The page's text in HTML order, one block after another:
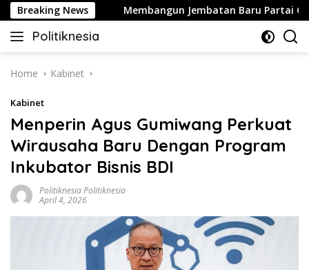
Skip
to
content
Breaking News
Perang Membangun Jembatan Baru Partai
Politiknesia
Politiknesia.com
Home Kabinet
Kabinet
Menperin Agus Gumiwang Perkuat
Wirausaha Baru Dengan Program
Inkubator Bisnis BDI
Politiknesia Politiknesia
April 4, 2026